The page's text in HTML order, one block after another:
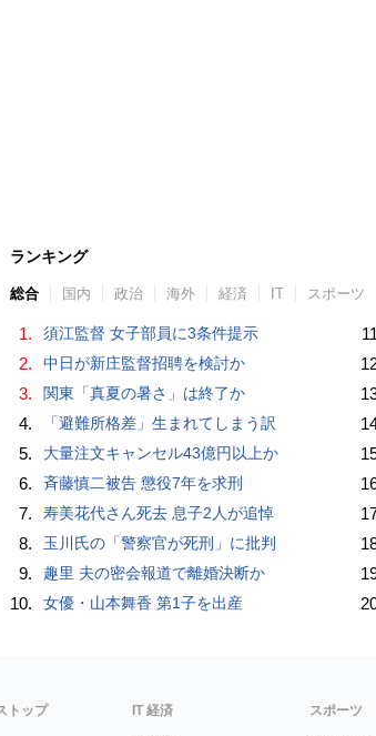
ランキング
総合 国内 政治 海外 経済 IT スポーツ
1. 須江監督 女子部員に3条件提示
2. 中日が新庄監督招聘を検討か
3. 関東「真夏の暑さ」は終了か
4. 「避難所格差」生まれてしまう訳
5. 大量注文キャンセル43億円以上か
6. 斉藤慎二被告 懲役7年を求刑
7. 寿美花代さん死去 息子2人が追悼
8. 玉川氏の「警察官が死刑」に批判
9. 趣里 夫の密会報道で離婚決断か
10. 女優・山本舞香 第1子を出産
トップ IT 経済 スポーツ